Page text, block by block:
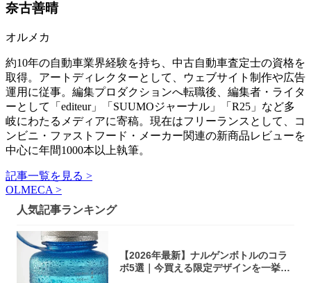
奈古善晴
オルメカ
約10年の自動車業界経験を持ち、中古自動車査定士の資格を
取得。アートディレクターとして、ウェブサイト制作や広告
運用に従事。編集プロダクションへ転職後、編集者・ライタ
ーとして「editeur」「SUUMOジャーナル」「R25」など多
岐にわたるメディアに寄稿。現在はフリーランスとして、コ
ンビニ・ファストフード・メーカー関連の新商品レビューを
中心に年間1000本以上執筆。
記事一覧を見る >
OLMECA >
人気記事ランキング
【2026年最新】ナルゲンボトルのコラ
ボ5選｜今買える限定デザインを一挙紹